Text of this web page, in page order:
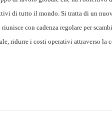
di tutto il mondo. Si tratta di un
con cadenza regolare per
ridurre i costi operativi attraverso la